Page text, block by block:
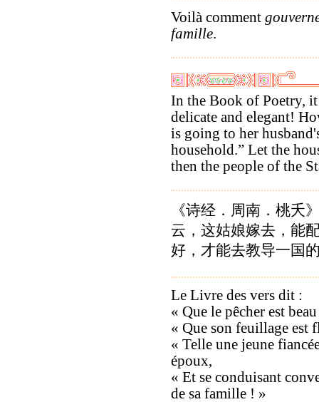
Voilà comment
famille.
In the Book of Poetry, it
delicate and elegant!
is going to her
household.” Let the
then the people of the
《诗经．周南．桃夭
云，这姑娘嫁去，能
好，才能去教导一国
Le Livre des vers dit :
« Que le pêcher est
« Que son feuillage est
« Telle une jeune
époux,
« Et se conduisant
de sa famille ! »